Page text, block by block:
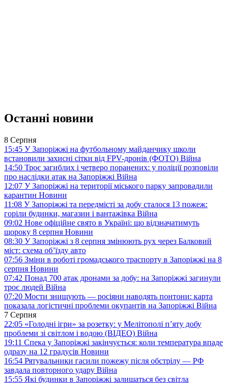
Останні новини
8 Серпня
15:45 У Запоріжжі на футбольному майданчику школи
встановили захисні сітки від FPV-дронів (ФОТО) Війна
14:50 Троє загиблих і четверо поранених: у поліції розповіли
про наслідки атак на Запоріжжі Війна
12:07 У Запоріжжі на території міського парку запровадили
карантин Новини
11:08 У Запоріжжі та передмісті за добу сталося 13 пожеж:
горіли будинки, магазин і вантажівка Війна
09:02 Нове офіційне свято в Україні: що відзначатимуть
щороку 8 серпня Новини
08:30 У Запоріжжі з 8 серпня змінюють рух через Балковий
міст: схема об’їзду авто
07:56 Зміни в роботі громадського траспорту в Запоріжжі на 8
серпня Новини
07:42 Понад 700 атак дронами за добу: на Запоріжжі загинули
троє людей Війна
07:20 Мости знищують — росіяни наводять понтони: карта
показала логістичні проблеми окупантів на Запоріжжі Війна
7 Серпня
22:05 «Голодні ігри» за розетку: у Мелітополі п’яту добу
проблеми зі світлом і водою (ВІДЕО) Війна
19:11 Спека у Запоріжжі закінчується: коли температура впаде
одразу на 12 градусів Новини
16:54 Рятувальники гасили пожежу після обстрілу — РФ
завдала повторного удару Війна
15:55 Які будинки в Запоріжжі залишаться без світла